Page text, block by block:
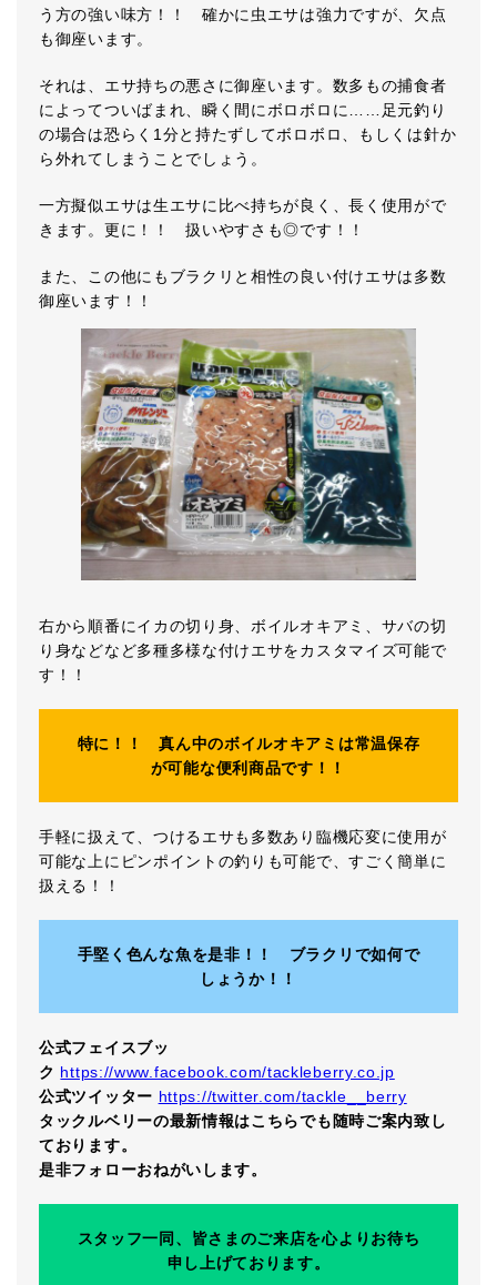
う方の強い味方！！ 確かに虫エサは強力ですが、欠点
も御座います。
それは、エサ持ちの悪さに御座います。数多もの捕食者
によってついばまれ、瞬く間にボロボロに……足元釣り
の場合は恐らく1分と持たずしてボロボロ、もしくは針か
ら外れてしまうことでしょう。
一方擬似エサは生エサに比べ持ちが良く、長く使用がで
きます。更に！！ 扱いやすさも◎です！！
また、この他にもブラクリと相性の良い付けエサは多数
御座います！！
右から順番にイカの切り身、ボイルオキアミ、サバの切
り身などなど多種多様な付けエサをカスタマイズ可能で
す！！
特に！！ 真ん中のボイルオキアミは常温保存
が可能な便利商品です！！
手軽に扱えて、つけるエサも多数あり臨機応変に使用が
可能な上にピンポイントの釣りも可能で、すごく簡単に
扱える！！
手堅く色んな魚を是非！！ ブラクリで如何で
しょうか！！
公式フェイスブッ
ク https://www.facebook.com/tackleberry.co.jp
公式ツイッター https://twitter.com/tackle__berry
タックルベリーの最新情報はこちらでも随時ご案内致し
ております。
是非フォローおねがいします。
スタッフ一同、皆さまのご来店を心よりお待ち
申し上げております。